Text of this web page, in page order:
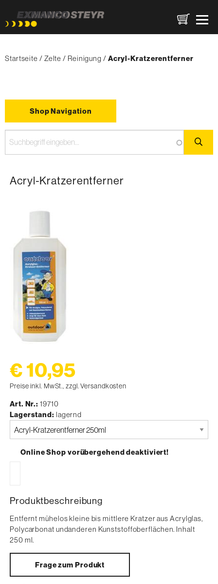
zum
Startseite
Zelte Reinigung {'Current'|t}:
Acryl-Kratzerentferner
Shop Navigation
Acryl-Kratzerentferner
€ 10,95
Preise inkl. MwSt., zzgl. Versandkosten
Art. Nr. 19710
Lagerstand lagernd
Bitte
auswählen
Online Shop vorübergehend deaktiviert!
Produktbeschreibung
Entfernt mühelos kleine bis mittlere Kratzer aus Acrylglas,
Polycarbonat undanderen Kunststoffoberflächen. Inhalt
250 ml.
Frage zum Produkt